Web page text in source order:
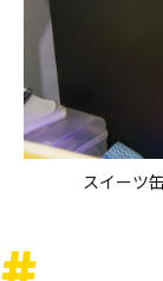
スイーツ